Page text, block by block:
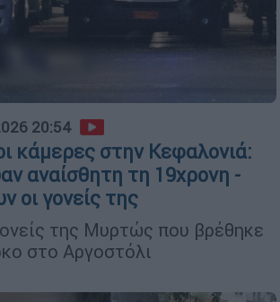
20:54
κάμερες στην Κεφαλονιά:
αναίσθητη τη 19χρονη -
οι γονείς της
της Μυρτώς που βρέθηκε
στο Αργοστόλι